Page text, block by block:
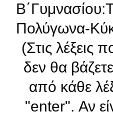
Πολύγωνα-
(Στις λέξεις
δεν θα
από κάθε
"enter". Αν